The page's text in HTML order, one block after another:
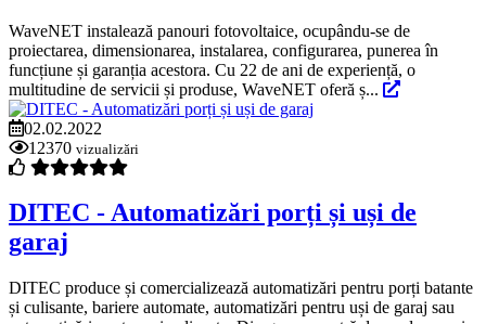
WaveNET instalează panouri fotovoltaice, ocupându-se de
proiectarea, dimensionarea, instalarea, configurarea, punerea în
funcțiune și garanția acestora. Cu 22 de ani de experiență, o
multitudine de servicii și produse, WaveNET oferă ș...
02.02.2022
12370 vizualizări
DITEC - Automatizări porți și uși de
garaj
DITEC produce și comercializează automatizări pentru porți batante
și culisante, bariere automate, automatizări pentru uși de garaj sau